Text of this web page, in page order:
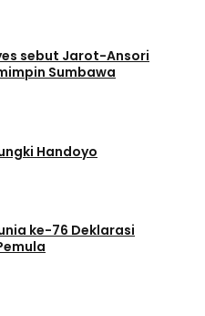
Sumbawa
Handoyo
ke-76 Deklarasi